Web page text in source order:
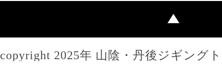
copyright 2025年 山陰・丹後ジギング